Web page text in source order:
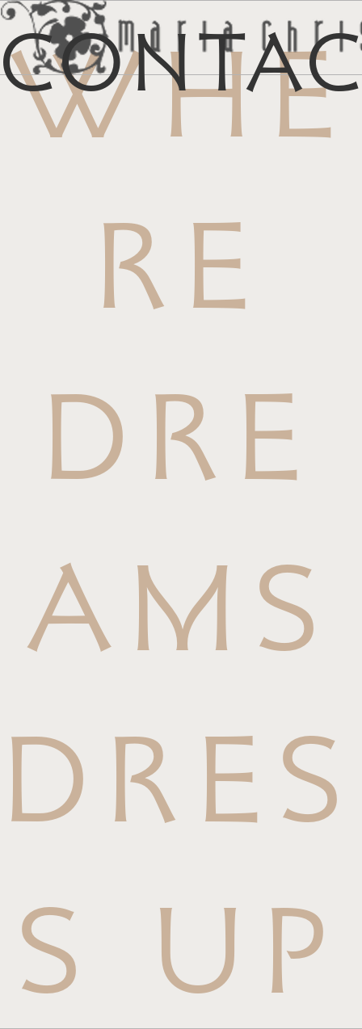
イリス
お
WHE
RE
DRE
AMS
DRES
S UP